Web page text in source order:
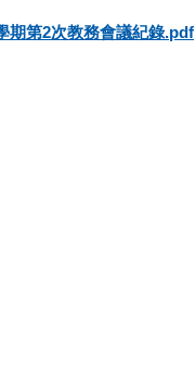
期第2次教務會議紀錄.pdf